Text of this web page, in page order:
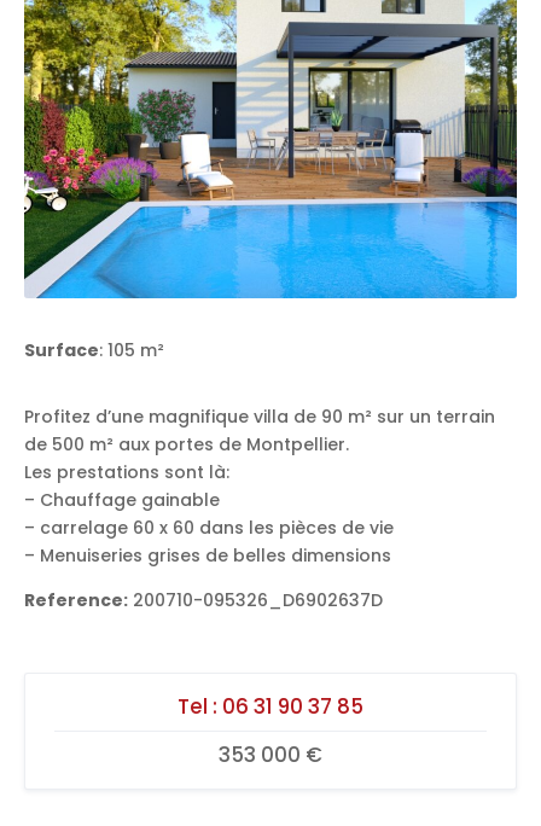
Surface: 105 m²
Profitez d’une magnifique villa de 90 m² sur un terrain
de 500 m² aux portes de Montpellier.
Les prestations sont là:
– Chauffage gainable
– carrelage 60 x 60 dans les pièces de vie
– Menuiseries grises de belles dimensions
Reference: 200710-095326_D6902637D
Tel : 06 31 90 37 85
353 000 €